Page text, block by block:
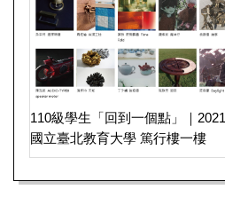
110級學生「回到一個點」｜
國立臺北教育大學 篤行樓一樓